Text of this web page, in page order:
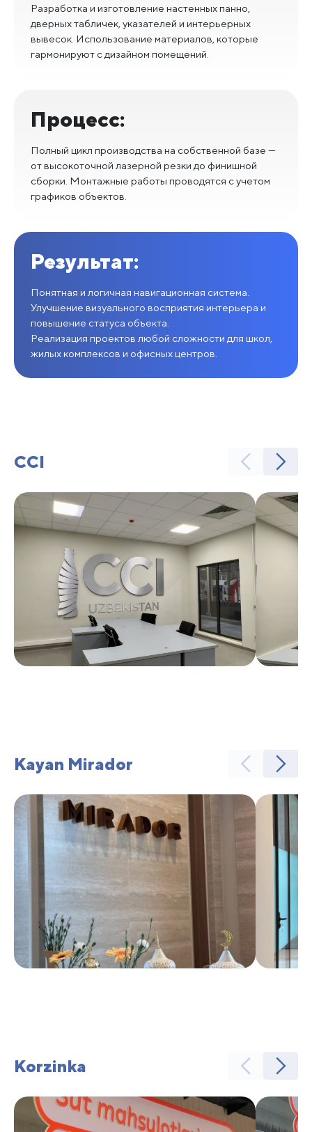
Разработка и изготовление настенных панно,
дверных табличек, указателей и интерьерных
вывесок. Использование материалов, которые
гармонируют с дизайном помещений.
Процесс:
Полный цикл производства на собственной базе —
от высокоточной лазерной резки до финишной
сборки. Монтажные работы проводятся с учетом
графиков объектов.
Результат:
Понятная и логичная навигационная система.
Улучшение визуального восприятия интерьера и
повышение статуса объекта.
Реализация проектов любой сложности для школ,
жилых комплексов и офисных центров.
CCI
Kayan Mirador
Korzinka